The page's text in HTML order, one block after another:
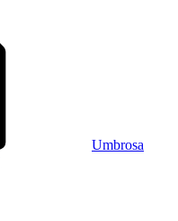
Umbrosa